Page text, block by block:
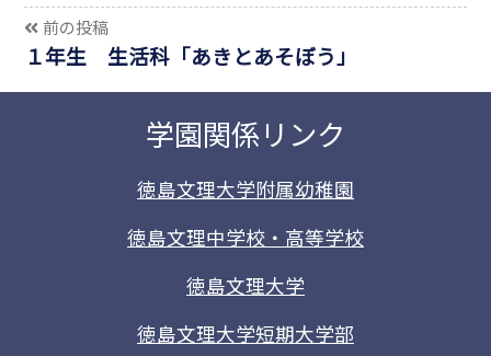
前の投稿
１年生 生活科「あきとあそぼう」
学園関係リンク
徳島文理大学附属幼稚園
徳島文理中学校・高等学校
徳島文理大学
徳島文理大学短期大学部